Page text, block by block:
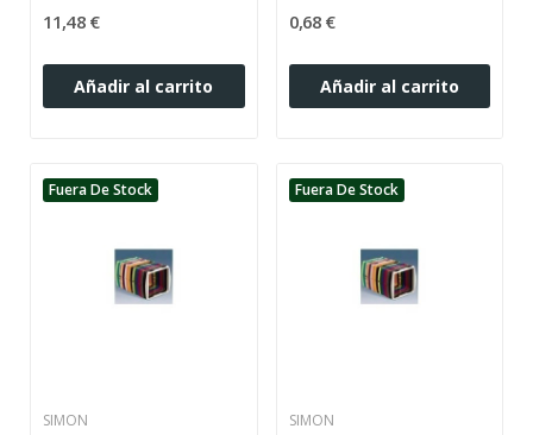
11,48 €
Añadir al carrito
0,68 €
Añadir al carrito
Fuera De Stock
SIMON
Fuera De Stock
SIMON